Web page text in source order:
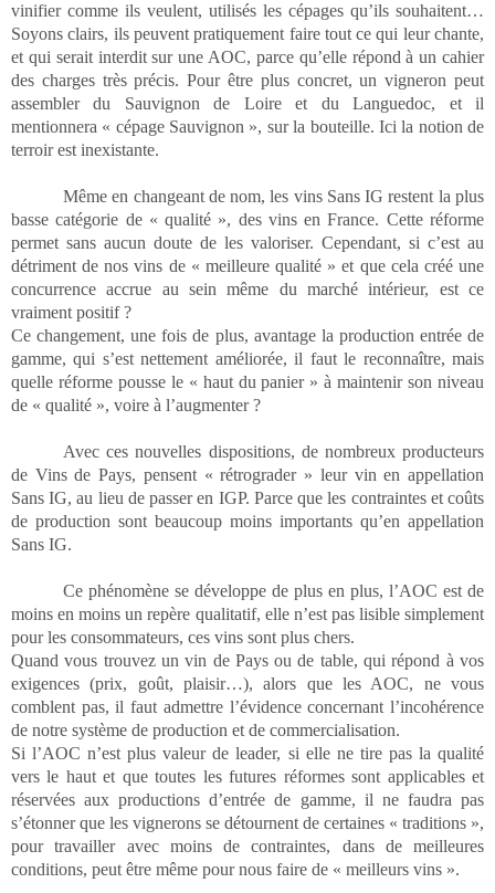
vinifier comme ils veulent, utilisés les cépages qu’ils souhaitent…
Soyons clairs, ils peuvent pratiquement faire tout ce qui leur chante,
et qui serait interdit sur une AOC, parce qu’elle répond à un cahier
des charges très précis. Pour être plus concret, un vigneron peut
assembler du Sauvignon de Loire et du Languedoc, et il
mentionnera « cépage Sauvignon », sur la bouteille. Ici la notion de
terroir est inexistante.
Même en changeant de nom, les vins Sans IG restent la plus
basse catégorie de « qualité », des vins en France. Cette réforme
permet sans aucun doute de les valoriser. Cependant, si c’est au
détriment de nos vins de « meilleure qualité » et que cela créé une
concurrence accrue au sein même du marché intérieur, est ce
vraiment positif ?
Ce changement, une fois de plus, avantage la production entrée de
gamme, qui s’est nettement améliorée, il faut le reconnaître, mais
quelle réforme pousse le « haut du panier » à maintenir son niveau
de « qualité », voire à l’augmenter ?
Avec ces nouvelles dispositions, de nombreux producteurs
de Vins de Pays, pensent « rétrograder » leur vin en appellation
Sans IG, au lieu de passer en IGP. Parce que les contraintes et coûts
de production sont beaucoup moins importants qu’en appellation
Sans IG.
Ce phénomène se développe de plus en plus, l’AOC est de
moins en moins un repère qualitatif, elle n’est pas lisible simplement
pour les consommateurs, ces vins sont plus chers.
Quand vous trouvez un vin de Pays ou de table, qui répond à vos
exigences (prix, goût, plaisir…), alors que les AOC, ne vous
comblent pas, il faut admettre l’évidence concernant l’incohérence
de notre système de production et de commercialisation.
Si l’AOC n’est plus valeur de leader, si elle ne tire pas la qualité
vers le haut et que toutes les futures réformes sont applicables et
réservées aux productions d’entrée de gamme, il ne faudra pas
s’étonner que les vignerons se détournent de certaines « traditions »,
pour travailler avec moins de contraintes, dans de meilleures
conditions, peut être même pour nous faire de « meilleurs vins ».